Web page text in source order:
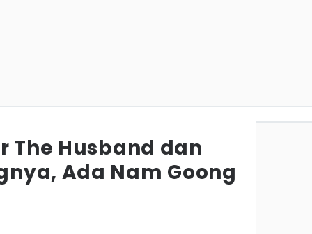
The Husband dan
Ada Nam Goong